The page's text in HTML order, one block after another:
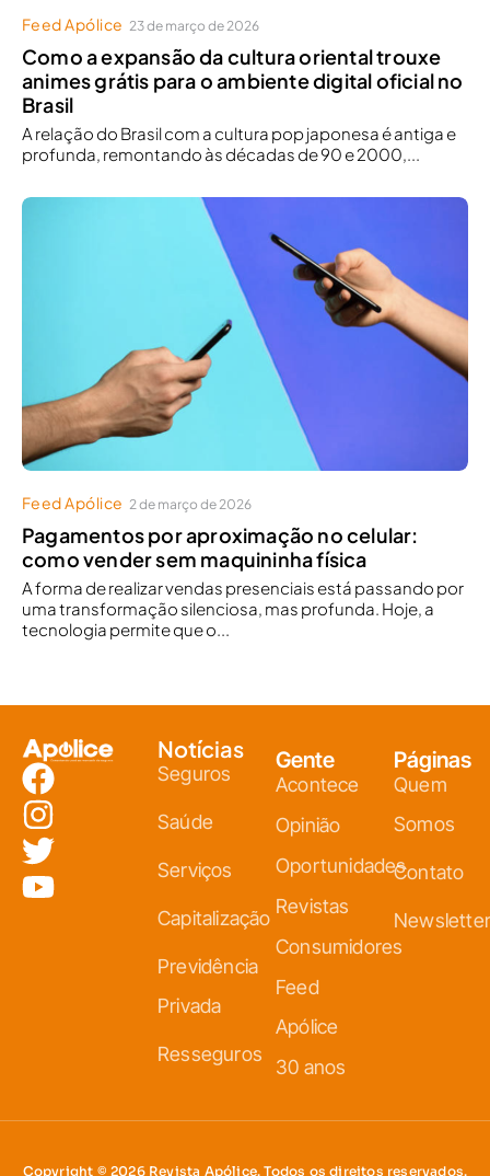
Feed Apólice 23 de março de 2026
Como a expansão da cultura oriental trouxe
animes grátis para o ambiente digital oficial no
Brasil
A relação do Brasil com a cultura pop japonesa é antiga e
profunda, remontando às décadas de 90 e 2000,...
Feed Apólice 2 de março de 2026
Pagamentos por aproximação no celular:
como vender sem maquininha física
A forma de realizar vendas presenciais está passando por
uma transformação silenciosa, mas profunda. Hoje, a
tecnologia permite que o...
Notícias
Seguros
Saúde
Serviços
Capitalização
Previdência
Privada
Resseguros
Gente
Acontece
Opinião
Oportunidades
Revistas
Consumidores
Feed
Apólice
30 anos
Páginas
Quem
Somos
Contato
Newsletter
Copyright © 2026 Revista Apólice. Todos os direitos reservados.